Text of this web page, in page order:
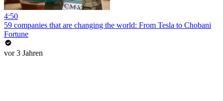
4:50
59 companies that are changing the world: From Tesla to Chobani
Fortune
vor 3 Jahren